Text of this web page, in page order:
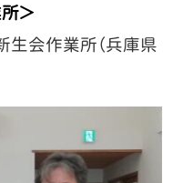
＞
会作業所（兵庫県